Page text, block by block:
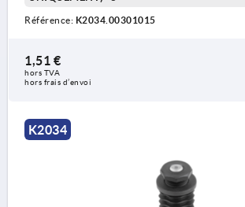
Référence: K2034.00301015
1,51 €
hors TVA
hors frais d’envoi
K2034